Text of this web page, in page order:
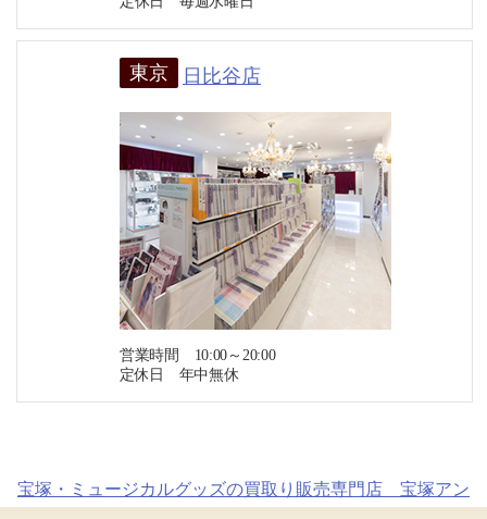
東京 日比谷店
営業時間 10:00～20:00
定休日 年中無休
宝塚・ミュージカルグッズの買取り販売専門店 宝塚アン